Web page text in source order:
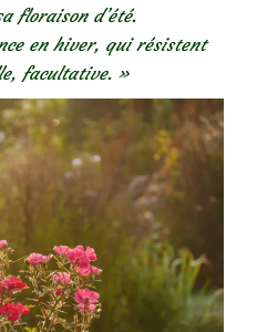
floraison d’été.
en hiver, qui résistent
facultative. »